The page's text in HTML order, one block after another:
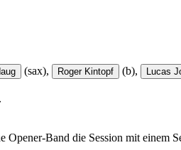
(sax), Roger Kintopf (b), Lucas
Opener-Band die Session mit einem